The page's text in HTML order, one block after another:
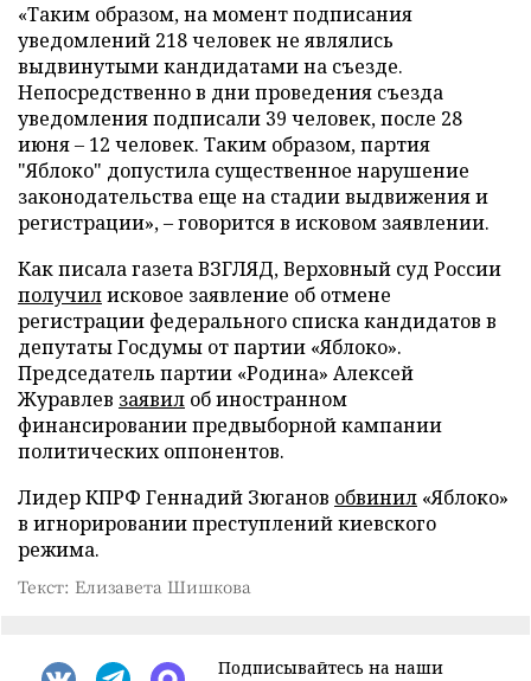
«Таким образом, на момент подписания
уведомлений 218 человек не являлись
выдвинутыми кандидатами на съезде.
Непосредственно в дни проведения съезда
уведомления подписали 39 человек, после 28
июня – 12 человек. Таким образом, партия
"Яблоко" допустила существенное нарушение
законодательства еще на стадии выдвижения и
регистрации», – говорится в исковом заявлении.
Как писала газета ВЗГЛЯД, Верховный суд России
получилисковое заявление об отмене
регистрации федерального списка кандидатов в
депутаты Госдумы от партии «Яблоко».
Председатель партии «Родина» Алексей
Журавлев заявил об иностранном
финансировании предвыборной кампании
политических оппонентов.
Лидер КПРФ Геннадий Зюганов обвинил «Яблоко»
в игнорировании преступлений киевского
режима.
Текст: Елизавета Шишкова
Подписывайтесь на наши